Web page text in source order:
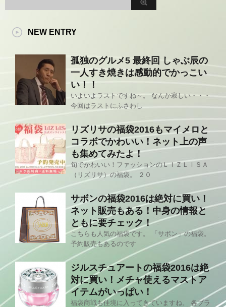
NEW ENTRY
孤独のグルメ5 最終回 しゃぶ辰の
一人すき焼きは感動的でかっこい
い！！
いよいよラストですね～。 なんか寂しい・・・
今回はラストにふさわし
リズリサの福袋2016もマイメロと
コラボでかわいい！ネット上の声
も集めてみたよ！
旬でかわいい！ファッションのＬＩＺＬＩＳＡ
（リズリサ）の福袋。 ２０
サボンの福袋2016は絶対に買い！
ネット販売もある！中身の情報と
ともに要チェック！
こちらも人気の福袋です。 「サボン」の福袋。
予約販売もあるのです
ジルスチュアートの福袋2016は絶
対に買い！メチャ使えるマストア
イテムがいっぱい！
福袋商戦も佳境に入ってきていますね。 各ブラ